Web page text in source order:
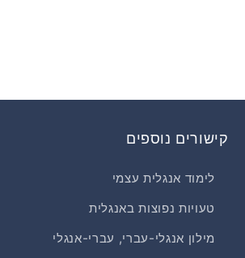
קישורים נוספים
לימוד אנגלית עצמי
טעויות נפוצות באנגלית
מילון אנגלי-עברי, עברי-אנגלי